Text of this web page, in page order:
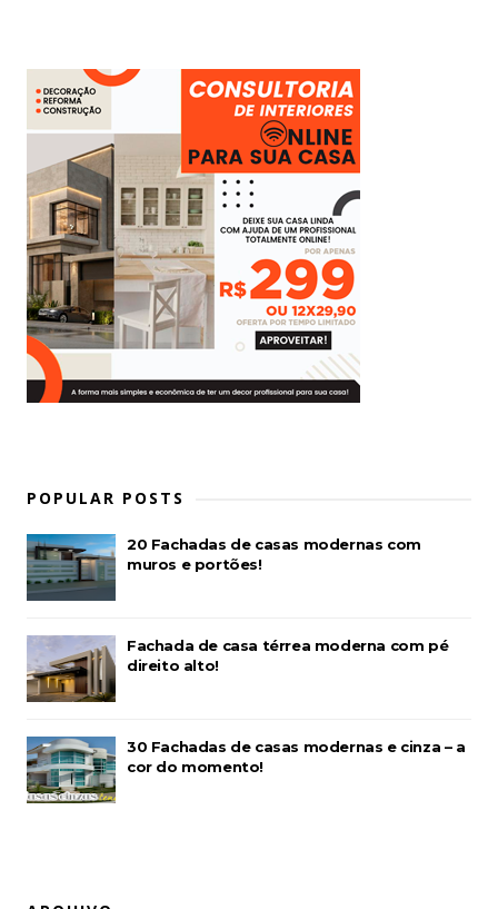
POPULAR POSTS
20 Fachadas de casas modernas com
muros e portões!
Fachada de casa térrea moderna com pé
direito alto!
30 Fachadas de casas modernas e cinza – a
cor do momento!